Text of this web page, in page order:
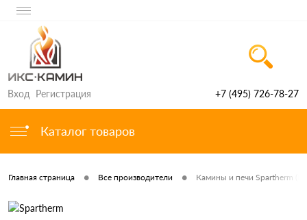
Вход Регистрация +7 (495) 726-78-27
Каталог товаров
Главная страница • Все производители • Камины и печи Spartherm